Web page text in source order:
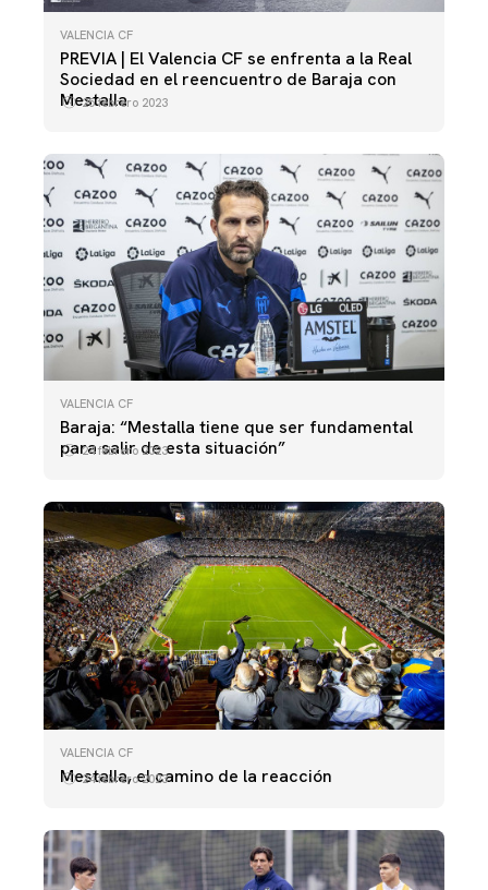
VALENCIA CF
PREVIA | El Valencia CF se enfrenta a la Real
Sociedad en el reencuentro de Baraja con
Mestalla
25 febrero 2023
VALENCIA CF
Baraja: “Mestalla tiene que ser fundamental
para salir de esta situación”
24 febrero 2023
VALENCIA CF
Mestalla, el camino de la reacción
24 febrero 2023